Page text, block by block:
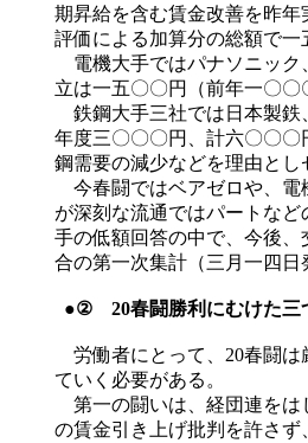
期昇給を含む賃金改善を昨
評価による加算分の総額で一
電機大手ではパナソニック
立は一五〇〇円（前年一〇
鉄鋼大手三社では日本製鉄
年度三〇〇〇円、計六〇〇
鋼需要の減少などを理由とし
今春闘ではベアゼロや、電
が深刻な流通ではパートな
手の低額回答の中で、今後
合の第一次集計（三月一四
●② 20春闘勝利にむけた三
労働者にとって、20春闘は
ていく必要がある。
第一の闘いは、経団連をは
の賃金引き上げ批判を許さ